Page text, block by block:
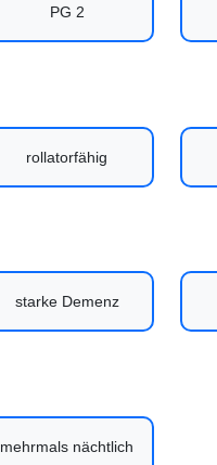
PG 2
rollatorfähig
starke Demenz
mehrmals nächtlich